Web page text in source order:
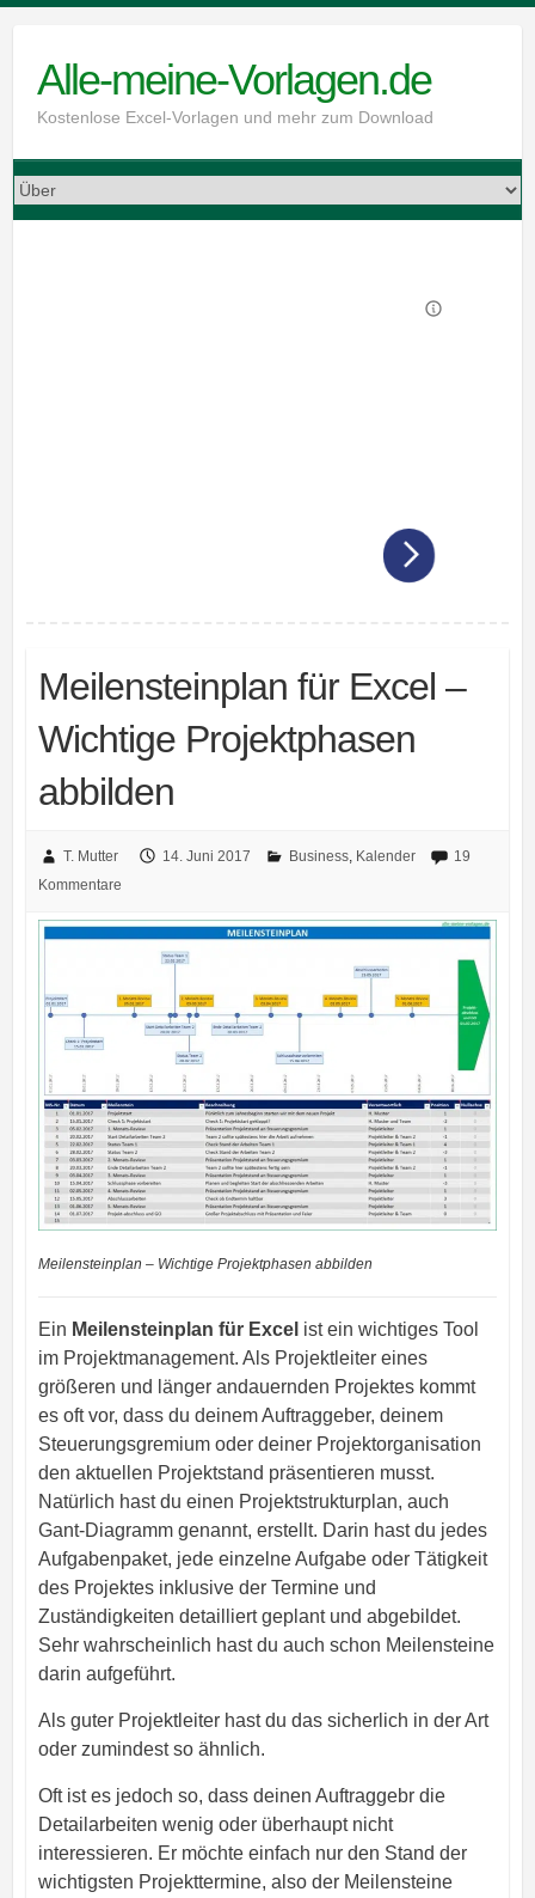
contentAlle-meine-Vorlagen.de
Kostenlose Excel-Vorlagen und mehr zum Download
Meilensteinplan für Excel –
Wichtige Projektphasen
abbilden
T. Mutter 14. Juni 2017 Business, Kalender
19
Kommentare
Meilensteinplan – Wichtige Projektphasen abbilden
Ein Meilensteinplan für Excel ist ein wichtiges Tool
im Projektmanagement. Als Projektleiter eines
größeren und länger andauernden Projektes kommt
es oft vor, dass du deinem Auftraggeber, deinem
Steuerungsgremium oder deiner Projektorganisation
den aktuellen Projektstand präsentieren musst.
Natürlich hast du einen Projektstrukturplan, auch
Gant-Diagramm genannt, erstellt. Darin hast du jedes
Aufgabenpaket, jede einzelne Aufgabe oder Tätigkeit
des Projektes inklusive der Termine und
Zuständigkeiten detailliert geplant und abgebildet.
Sehr wahrscheinlich hast du auch schon Meilensteine
darin aufgeführt.
Als guter Projektleiter hast du das sicherlich in der Art
oder zumindest so ähnlich.
Oft ist es jedoch so, dass deinen Auftraggebr die
Detailarbeiten wenig oder überhaupt nicht
interessieren. Er möchte einfach nur den Stand der
wichtigsten Projekttermine, also der Meilensteine